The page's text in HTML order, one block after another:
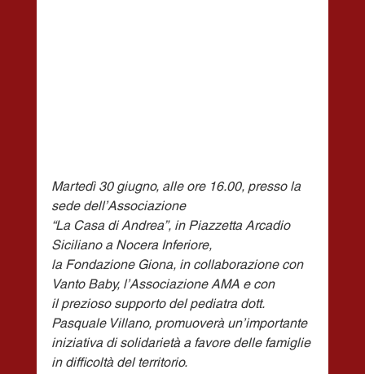
Martedì 30 giugno, alle ore 16.00, presso la
sede dell’Associazione
“La Casa di Andrea”, in Piazzetta Arcadio
Siciliano a Nocera Inferiore,
la Fondazione Giona, in collaborazione con
Vanto Baby, l’Associazione AMA e con
il prezioso supporto del pediatra dott.
Pasquale Villano, promuoverà un’importante
iniziativa di solidarietà a favore delle famiglie
in difficoltà del territorio.